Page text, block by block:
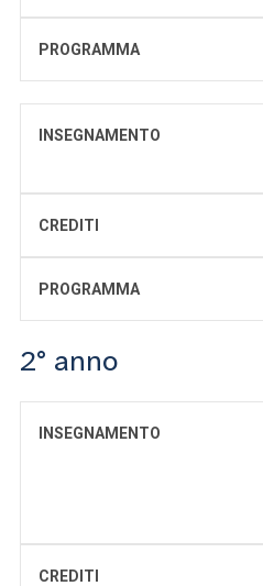
PROGRAMMA
INSEGNAMENTO
CREDITI
PROGRAMMA
2° anno
INSEGNAMENTO
CREDITI